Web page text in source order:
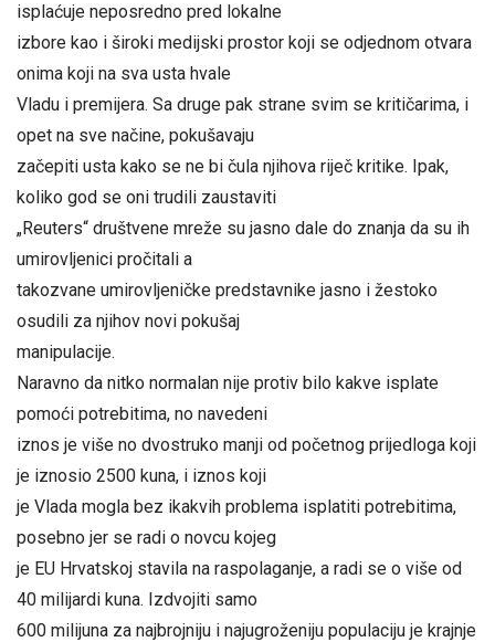
isplaćuje neposredno pred lokalne
izbore kao i široki medijski prostor koji se odjednom otvara
onima koji na sva usta hvale
Vladu i premijera. Sa druge pak strane svim se kritičarima, i
opet na sve načine, pokušavaju
začepiti usta kako se ne bi čula njihova riječ kritike. Ipak,
koliko god se oni trudili zaustaviti
„Reuters“ društvene mreže su jasno dale do znanja da su ih
umirovljenici pročitali a
takozvane umirovljeničke predstavnike jasno i žestoko
osudili za njihov novi pokušaj
manipulacije.
Naravno da nitko normalan nije protiv bilo kakve isplate
pomoći potrebitima, no navedeni
iznos je više no dvostruko manji od početnog prijedloga koji
je iznosio 2500 kuna, i iznos koji
je Vlada mogla bez ikakvih problema isplatiti potrebitima,
posebno jer se radi o novcu kojeg
je EU Hrvatskoj stavila na raspolaganje, a radi se o više od
40 milijardi kuna. Izdvojiti samo
600 milijuna za najbrojniju i najugroženiju populaciju je krajnje